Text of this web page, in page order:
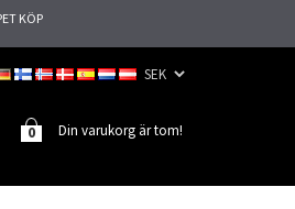
KÖP
Din varukorg är tom!
0